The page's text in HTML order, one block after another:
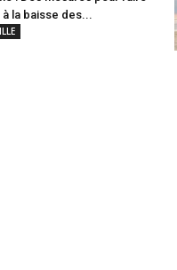
la baisse des...